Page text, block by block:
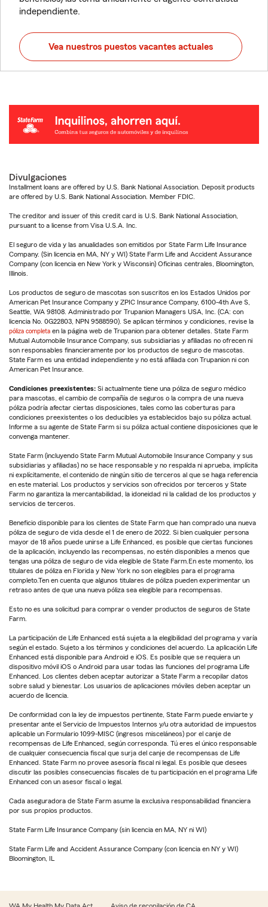
independiente.
Vea nuestros puestos vacantes actuales
Divulgaciones
Installment loans are offered by U.S. Bank National Association. Deposit products
are offered by U.S. Bank National Association. Member FDIC.
The creditor and issuer of this credit card is U.S. Bank National Association,
pursuant to a license from Visa U.S.A. Inc.
El seguro de vida y las anualidades son emitidos por State Farm Life Insurance
Company. (Sin licencia en MA, NY y WI) State Farm Life and Accident Assurance
Company (con licencia en New York y Wisconsin) Oficinas centrales, Bloomington,
Illinois.
Los productos de seguro de mascotas son suscritos en los Estados Unidos por
American Pet Insurance Company y ZPIC Insurance Company, 6100-4th Ave S,
Seattle, WA 98108. Administrado por Trupanion Managers USA, Inc. (CA: con
licencia No. 0G22803, NPN 9588590). Se aplican términos y condiciones, revise la
póliza completa en la página web de Trupanion para obtener detalles. State Farm
Mutual Automobile Insurance Company, sus subsidiarias y afiliadas no ofrecen ni
son responsables financieramente por los productos de seguro de mascotas.
State Farm es una entidad independiente y no está afiliada con Trupanion ni con
American Pet Insurance.
Condiciones preexistentes: Si actualmente tiene una póliza de seguro médico
para mascotas, el cambio de compañía de seguros o la compra de una nueva
póliza podría afectar ciertas disposiciones, tales como las coberturas para
condiciones preexistentes o los deducibles ya establecidos bajo su póliza actual.
Informe a su agente de State Farm si su póliza actual contiene disposiciones que le
convenga mantener.
State Farm (incluyendo State Farm Mutual Automobile Insurance Company y sus
subsidiarias y afiliadas) no se hace responsable y no respalda ni aprueba, implícita
ni explícitamente, el contenido de ningún sitio de terceros al que se haga referencia
en este material. Los productos y servicios son ofrecidos por terceros y State
Farm no garantiza la mercantabilidad, la idoneidad ni la calidad de los productos y
servicios de terceros.
Beneficio disponible para los clientes de State Farm que han comprado una nueva
póliza de seguro de vida desde el 1 de enero de 2022. Si bien cualquier persona
mayor de 18 años puede unirse a Life Enhanced, es posible que ciertas funciones
de la aplicación, incluyendo las recompensas, no estén disponibles a menos que
tengas una póliza de seguro de vida elegible de State Farm.En este momento, los
titulares de póliza en Florida y New York no son elegibles para el programa
completo.Ten en cuenta que algunos titulares de póliza pueden experimentar un
retraso antes de que una nueva póliza sea elegible para recompensas.
Esto no es una solicitud para comprar o vender productos de seguros de State
Farm.
La participación de Life Enhanced está sujeta a la elegibilidad del programa y varía
según el estado. Sujeto a los términos y condiciones del acuerdo. La aplicación Life
Enhanced está disponible para Android e iOS. Es posible que se requiera un
dispositivo móvil iOS o Android para usar todas las funciones del programa Life
Enhanced. Los clientes deben aceptar autorizar a State Farm a recopilar datos
sobre salud y bienestar. Los usuarios de aplicaciones móviles deben aceptar un
acuerdo de licencia.
De conformidad con la ley de impuestos pertinente, State Farm puede enviarte y
presentar ante el Servicio de Impuestos Internos y/u otra autoridad de impuestos
aplicable un Formulario 1099-MISC (ingresos misceláneos) por el canje de
recompensas de Life Enhanced, según corresponda. Tú eres el único responsable
de cualquier consecuencia fiscal que surja del canje de recompensas de Life
Enhanced. State Farm no provee asesoría fiscal ni legal. Es posible que desees
discutir las posibles consecuencias fiscales de tu participación en el programa Life
Enhanced con un asesor fiscal o legal.
Cada aseguradora de State Farm asume la exclusiva responsabilidad financiera
por sus propios productos.
State Farm Life Insurance Company (sin licencia en MA, NY ni WI)
State Farm Life and Accident Assurance Company (con licencia en NY y WI)
Bloomington, IL